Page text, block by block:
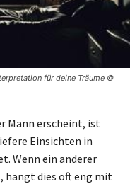
für deine Träume ©
Mann erscheint, ist
Einsichten in
Wenn ein anderer
hängt dies oft eng mit